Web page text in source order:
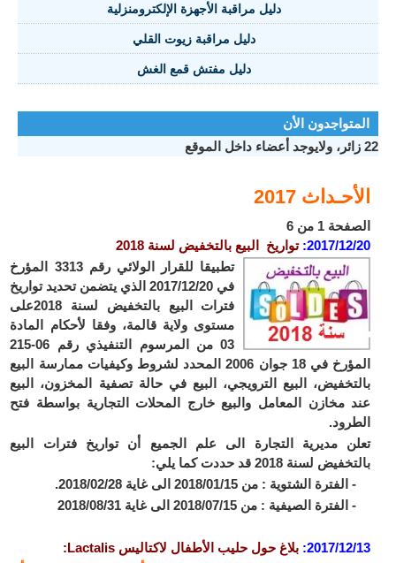
دليل مراقبة الأجهزة الإلكترومنزلية
دليل مراقبة زيوت القلي
دليل مفتش قمع الغش
المتواجدون الأن
22 زائر، ولايوجد أعضاء داخل الموقع
الأحـداث 2017
الصفحة 1 من 6
2017/12/20: تواريخ البيع بالتخفيض لسنة 2018
تطبيقا للقرار الولائي رقم 3313 المؤرخ
في 2017/12/20 الذي يتضمن تحديد تواريخ
فترات البيع بالتخفيض لسنة 2018على
مستوى ولاية قالمة، وفقا لأحكام المادة
03 من المرسوم التنفيذي رقم 06-215
المؤرخ في 18 جوان 2006 المحدد لشروط وكيفيات ممارسة البيع
بالتخفيض، البيع الترويجي، البيع في حالة تصفية المخزون، البيع
عند مخازن المعامل والبيع خارج المحلات التجارية بواسطة فتح
الطرود.
تعلن مديرية التجارة الى علم الجميع أن تواريخ فترات البيع
بالتخفيض لسنة 2018 قد حددت كما يلي:
- الفترة الشتوية : من 2018/01/15 الى غاية 2018/02/28.
- الفترة الصيفية : من 2018/07/15 الى غاية 2018/08/31
2017/12/13
: بلاغ حول حليب الأطفال لاكتاليس Lactalis: